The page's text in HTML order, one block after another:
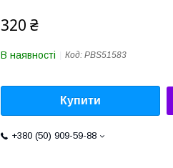
320 ₴
В наявності Код: PBS51583
Купити
+380 (50) 909-59-88